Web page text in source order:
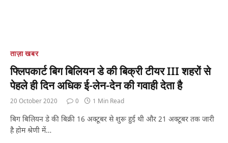
ताज़ा खबर
फ्लिपकार्ट बिग बिलियन डे की बिक्री टीयर III शहरों से
पेहले ही दिन अधिक ई-लेन-देन की गवाही देता है
20 October 2020 0 1 Min Read
बिग बिलियन डे की बिक्री 16 अक्टूबर से शुरू हुई थी और 21 अक्टूबर तक जारी
है होम श्रेणी में…